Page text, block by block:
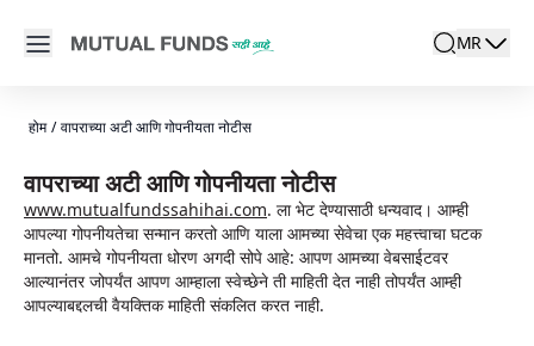
Open main menu
search
Locale
MR
active
होम / वापराच्या अटी आणि गोपनीयता नोटीस
वापराच्या अटी आणि गोपनीयता नोटीस
www.mutualfundssahihai.com. ला भेट देण्यासाठी धन्यवाद। आम्ही
आपल्या गोपनीयतेचा सन्मान करतो आणि याला आमच्या सेवेचा एक महत्त्वाचा घटक
मानतो. आमचे गोपनीयता धोरण अगदी सोपे आहे: आपण आमच्या वेबसाईटवर
आल्यानंतर जोपर्यंत आपण आम्हाला स्वेच्छेने ती माहिती देत नाही तोपर्यंत आम्ही
आपल्याबद्दलची वैयक्तिक माहिती संकलित करत नाही.